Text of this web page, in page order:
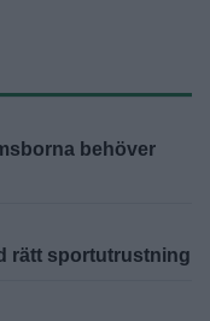
behöver
rätt sportutrustning